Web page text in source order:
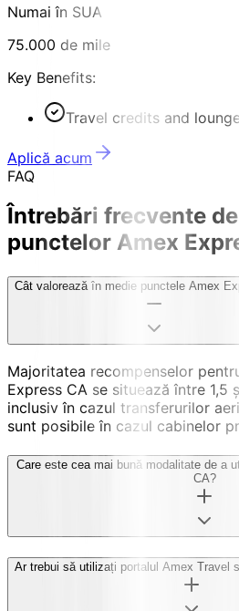
Numai în SUA
75.000 de mile
Key Benefits:
Travel credits and
Aplică acum
FAQ
Întrebări frecvente
punctelor Amex
Cât valorează în medie punctele Amex
Majoritatea recompenselor
Express CA se situează între 1,5
inclusiv în cazul transferurilor
sunt posibile în cazul cabinelor
Care este cea mai bună modalitate de a
CA?
Ar trebui să utilizați portalul Amex Travel